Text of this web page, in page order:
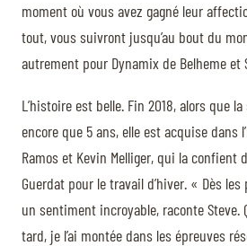
moment où vous avez gagné leur
tout, vous suivront jusqu’au bout du
autrement pour Dynamix de Belheme et
L’histoire est belle. Fin 2018, alors que la
encore que 5 ans, elle est acquise dans
Ramos et Kevin Melliger, qui la confient
Guerdat pour le travail d’hiver. « Dès
un sentiment incroyable, raconte Steve.
tard, je l’ai montée dans les épreuves